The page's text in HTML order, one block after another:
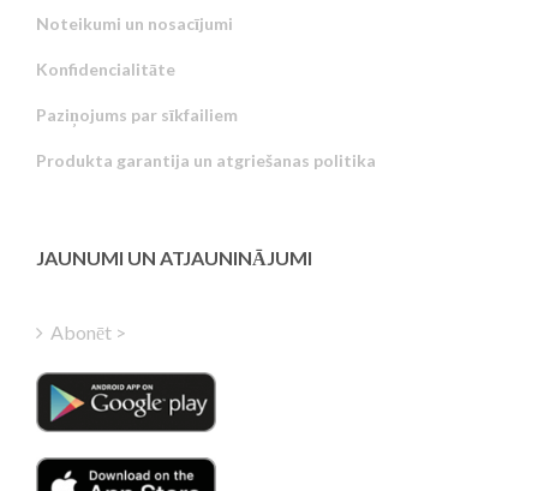
Noteikumi un nosacījumi
Konfidencialitāte
Paziņojums par sīkfailiem
Produkta garantija un atgriešanas politika
JAUNUMI UN ATJAUNINĀJUMI
Abonēt >
Estonian